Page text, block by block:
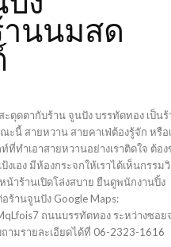
านนมสด
ดุดตากับร้าน จูนปัง บรรทัดทอง เป็น
นี้ สายหวาน สายคาเฟ่ต้องรู้จัก หรือ
ทำเอาสายหวานอย่างเราติดใจ ต้อง
เอง มีห้องกระจกให้เราได้เห็นกรรม
าร้านเปิดโล่งสบาย ยืนดูพนักงานปิ้ง
ถนนบรรทัดทอง ระหว่างซอย
ามรายละเอียดได้ที่ 06-2323-1616